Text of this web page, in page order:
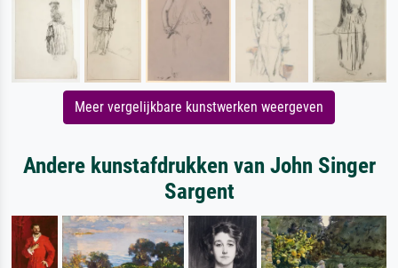
Meer vergelijkbare kunstwerken weergeven
Andere kunstafdrukken van John Singer
Sargent